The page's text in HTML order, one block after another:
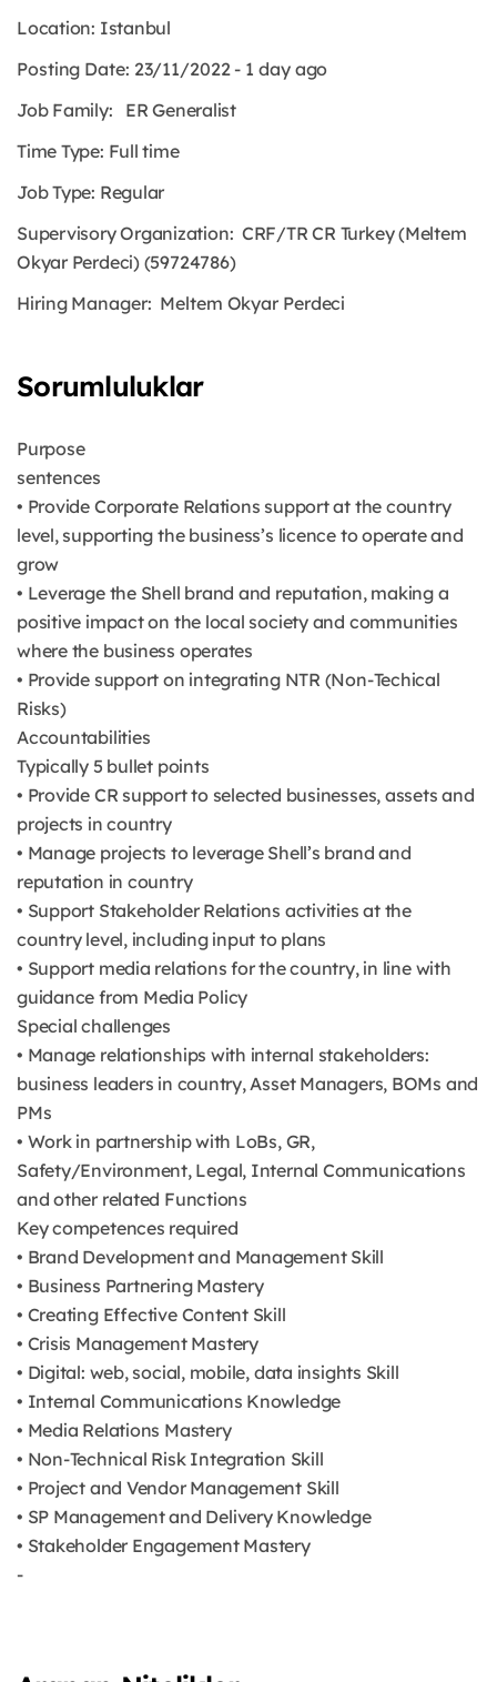
Location: Istanbul
Posting Date: 23/11/2022 - 1 day ago
Job Family: ER Generalist
Time Type: Full time
Job Type: Regular
Supervisory Organization: CRF/TR CR Turkey (Meltem
Okyar Perdeci) (59724786)
Hiring Manager: Meltem Okyar Perdeci
Sorumluluklar
Purpose
sentences
• Provide Corporate Relations support at the country
level, supporting the business’s licence to operate and
grow
• Leverage the Shell brand and reputation, making a
positive impact on the local society and communities
where the business operates
• Provide support on integrating NTR (Non-Techical
Risks)
Accountabilities
Typically 5 bullet points
• Provide CR support to selected businesses, assets and
projects in country
• Manage projects to leverage Shell’s brand and
reputation in country
• Support Stakeholder Relations activities at the
country level, including input to plans
• Support media relations for the country, in line with
guidance from Media Policy
Special challenges
• Manage relationships with internal stakeholders:
business leaders in country, Asset Managers, BOMs and
PMs
• Work in partnership with LoBs, GR,
Safety/Environment, Legal, Internal Communications
and other related Functions
Key competences required
• Brand Development and Management Skill
• Business Partnering Mastery
• Creating Effective Content Skill
• Crisis Management Mastery
• Digital: web, social, mobile, data insights Skill
• Internal Communications Knowledge
• Media Relations Mastery
• Non-Technical Risk Integration Skill
• Project and Vendor Management Skill
• SP Management and Delivery Knowledge
• Stakeholder Engagement Mastery
-